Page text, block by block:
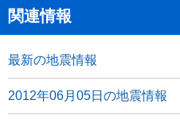
関連情報
最新の地震情報
2012年06月05日の地震情報